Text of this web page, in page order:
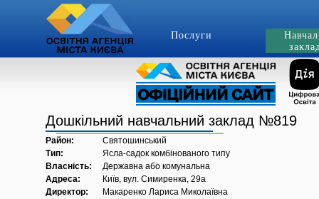
Послуги
Дошкільний навчальний заклад №819
Район:
Святошинський
Тип:
Ясла-садок комбінованого типу
Власність:
Державна або комунальна
Адреса:
Київ, вул. Симиренка, 29а
Директор:
Макаренко Лариса Миколаївна